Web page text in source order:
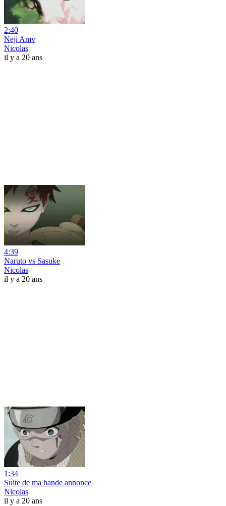
2:40
Neji Amv
Nicolas
il y a 20 ans
4:39
Naruto vs Sasuke
Nicolas
il y a 20 ans
1:34
Suite de ma bande annonce
Nicolas
il y a 20 ans